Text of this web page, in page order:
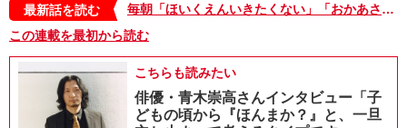
最新話を読む
毎朝「ほいくえんいきたくない」「おかあさんがいい！」と泣いてしまう…。そんな娘が観たがる動画は…【よっといで3姉妹・セレクト】
この連載を最初から読む
こちらも読みたい
俳優・青木崇高さんインタビュー「子
どもの頃から『ほんまか？』と、一旦